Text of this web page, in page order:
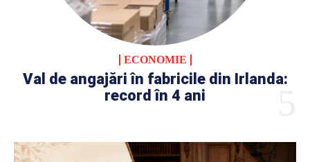
ECONOMIE
Val de angajări în fabricile din Irlanda:
record în 4 ani